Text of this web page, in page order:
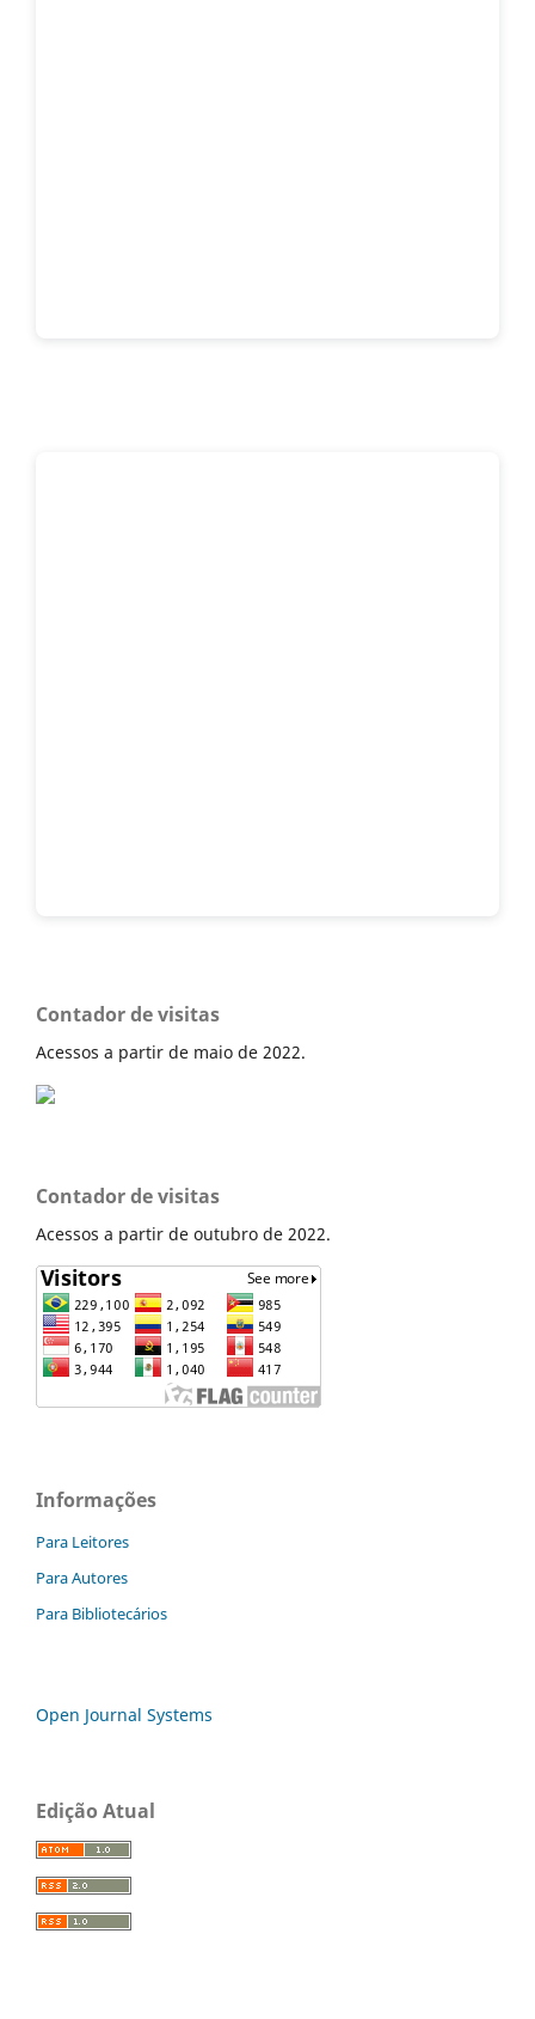
Contador de visitas
Acessos a partir de maio de 2022.
Contador de visitas
Acessos a partir de outubro de 2022.
Informações
Para Leitores
Para Autores
Para Bibliotecários
Open Journal Systems
Edição Atual